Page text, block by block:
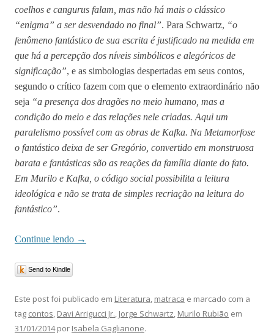
coelhos e cangurus falam, mas não há mais o clássico
“enigma” a ser desvendado no final”. Para Schwartz, “o
fenômeno fantástico de sua escrita é justificado na medida em
que há a percepção dos níveis simbólicos e alegóricos de
significação”, e as simbologias despertadas em seus contos,
segundo o crítico fazem com que o elemento extraordinário não
seja “a presença dos dragões no meio humano, mas a
condição do meio e das relações nele criadas. Aqui um
paralelismo possível com as obras de Kafka. Na Metamorfose
o fantástico deixa de ser Gregório, convertido em monstruosa
barata e fantásticas são as reações da família diante do fato.
Em Murilo e Kafka, o código social possibilita a leitura
ideológica e não se trata de simples recriação na leitura do
fantástico”.
Continue lendo →
Send to Kindle
Este post foi publicado em Literatura, matraca e marcado com a
tag contos, Davi Arrigucci Jr., Jorge Schwartz, Murilo Rubião em
31/01/2014por Isabela Gaglianone.